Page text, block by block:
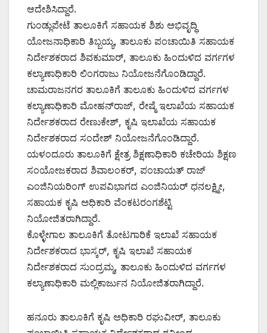
ಆದೇಶಿಸಿದ್ದಾರೆ.
ಗುಂಡ್ಲುಪೇಟೆ ತಾಲೂಕಿಗೆ ಸಹಾಯಕ ಶಿಶು ಅಭಿವೃದ್ಧಿ
ಯೋಜನಾಧಿಕಾರಿ ತಿಬ್ಬಯ್ಯ, ತಾಲೂಕು ಪಂಚಾಯಿತಿ ಸಹಾಯಕ
ನಿರ್ದೇಶಕರಾದ ಶಿವಕುಮಾರ್, ತಾಲೂಕು ಹಿಂದುಳಿದ ವರ್ಗಗಳ
ಕಲ್ಯಾಣಾಧಿಕಾರಿ ಲಿಂಗರಾಜು ನಿಯೋಜನೆಗೊಂಡಿದ್ದಾರೆ.
ಚಾಮರಾಜನಗರ ತಾಲೂಕಿಗೆ ತಾಲೂಕು ಹಿಂದುಳಿದ ವರ್ಗಗಳ
ಕಲ್ಯಾಣಾಧಿಕಾರಿ ಮೋಹನ್‌ರಾಜ್, ರೇಷ್ಮೆ ಇಲಾಖೆಯ ಸಹಾಯಕ
ನಿರ್ದೇಶಕರಾದ ರೇಣುಕೇಶ್, ಕೃಷಿ ಇಲಾಖೆಯ ಸಹಾಯಕ
ನಿರ್ದೇಶಕರಾದ ಸಂದೇಶ್ ನಿಯೋಜನೆಗೊಂಡಿದ್ದಾರೆ.
ಯಳಂದೂರು ತಾಲೂಕಿಗೆ ಕ್ಷೇತ್ರ ಶಿಕ್ಷಣಾಧಿಕಾರಿ ಕಚೇರಿಯ ಶಿಕ್ಷಣ
ಸಂಯೋಜಕರಾದ ಶಿವಾಲಂಕರ್, ಪಂಚಾಯತ್ ರಾಜ್
ಎಂಜಿನಿಯರಿಂಗ್ ಉಪವಿಭಾಗದ ಎಂಜಿನಿಯರ್ ಧನಲಕ್ಷ್ಮೀ,
ಸಹಾಯಕ ಕೃಷಿ ಅಧಿಕಾರಿ ವೆಂಕಟರಂಗಶೆಟ್ಟಿ
ನಿಯೋಜಿತರಾಗಿದ್ದಾರೆ.
ಕೊಳ್ಳೇಗಾಲ ತಾಲೂಕಿಗೆ ತೋಟಗಾರಿಕೆ ಇಲಾಖೆ ಸಹಾಯಕ
ನಿರ್ದೇಶಕರಾದ ಭಾಸ್ಕರ್, ಕೃಷಿ ಇಲಾಖೆ ಸಹಾಯಕ
ನಿರ್ದೇಶಕರಾದ ಸುಂದ್ರಮ್ಮ, ತಾಲೂಕು ಹಿಂದುಳಿದ ವರ್ಗಗಳ
ಕಲ್ಯಾಣಾಧಿಕಾರಿ ಮಲ್ಲಿಕಾರ್ಜುನ ನಿಯೋಜಿತರಾಗಿದ್ದಾರೆ.
ಹನೂರು ತಾಲೂಕಿಗೆ ಕೃಷಿ ಅಧಿಕಾರಿ ರಘುವೀರ್, ತಾಲೂಕು